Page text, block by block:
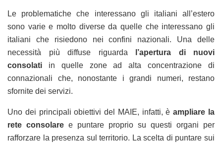
Le problematiche che interessano gli italiani all’estero
sono varie e molto diverse da quelle che interessano gli
italiani che risiedono nei confini nazionali. Una delle
necessità più diffuse riguarda l’apertura di nuovi
consolati in quelle zone ad alta concentrazione di
connazionali che, nonostante i grandi numeri, restano
sfornite dei servizi.
Uno dei principali obiettivi del MAIE, infatti, èampliare la
rete consolare e puntare proprio su questi organi per
rafforzare la presenza sul territorio. La scelta di puntare sui